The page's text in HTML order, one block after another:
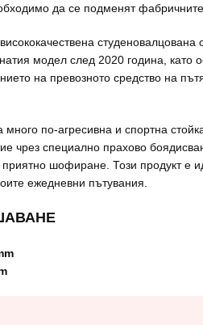
да се подменят
модел след 2020 година,
на превозното средство на
по-агресивна и спортна
чрез специално прахово
шофиране. Този продукт е
ежедневни пътувания.